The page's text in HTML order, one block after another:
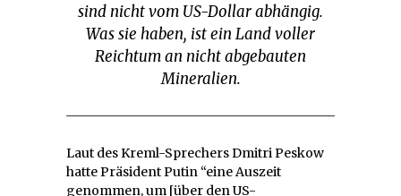
sind nicht vom US-Dollar abhängig.
Was sie haben, ist ein Land voller
Reichtum an nicht abgebauten
Mineralien.
Laut des Kreml-Sprechers Dmitri Peskow
hatte Präsident Putin “eine Auszeit
genommen, um [über den US-